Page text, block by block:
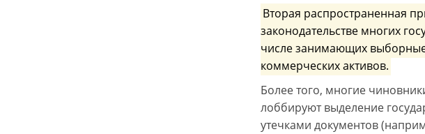
Вторая распространенная
законодательстве многих
числе занимающих выборные
коммерческих активов.
Более того, многие
лоббируют выделение
утечками документов